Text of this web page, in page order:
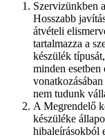
Szervizünkben
Hosszabb
átvételi
tartalmazza a
készülék
minden esetben
nem tudunk
A Megrendelő
készüléke
hibaleírásokból